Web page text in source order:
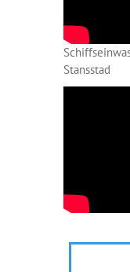
Stansstad